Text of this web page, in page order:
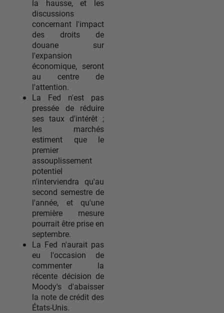
la hausse, et les
discussions
concernant l'impact
des droits de
douane sur
l'expansion
économique, seront
au centre de
l'attention.
La Fed n'est pas
pressée de réduire
ses taux d'intérêt ;
les marchés
estiment que le
premier
assouplissement
potentiel
n'interviendra qu'au
second semestre de
l'année, et qu'une
première mesure
pourrait être prise en
septembre.
La Fed n'aurait pas
eu l'occasion de
commenter la
récente décision de
Moody's d'abaisser
la note de crédit des
États-Unis.